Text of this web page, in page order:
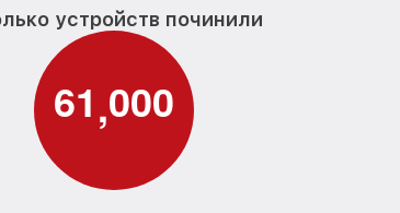
устройств починили
61,000